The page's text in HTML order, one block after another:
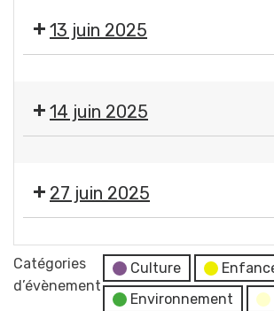
l'Orient
Express
Pentecôte
-
des
services
municipaux
13 juin 2025
Chants
et
de
14 juin 2025
Gala
Gerzat
Danse
27 juin 2025
Street
Show
Catégories
d’évènement
Culture
Environnement